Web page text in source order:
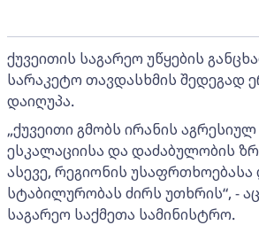
ქუვეითის საგარეო უწყების
სარაკეტო თავდასხმის შედეგად
დაიღუპა.
„ქუვეითი გმობს ირანის
ესკალაციისა და დაძაბულობის
ასევე, რეგიონის უსაფრთხოებასა
სტაბილურობას ძირს უთხრის“, -
საგარეო საქმეთა სამინისტრო.